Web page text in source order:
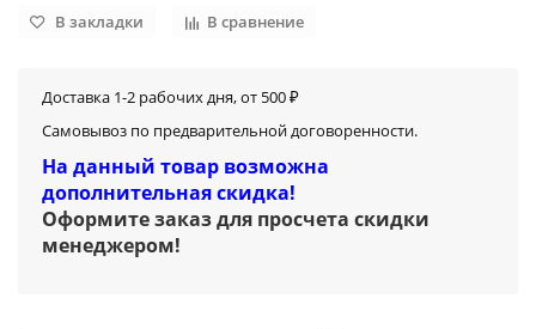
В закладки В сравнение
Доставка 1-2 рабочих дня, от 500 ₽
Самовывоз по предварительной договоренности.
На данный товар возможна
дополнительная скидка!
Оформите заказ для просчета скидки
менеджером!